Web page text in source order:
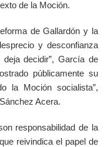
de la Moción.
de Gallardón y la
y desconfianza
decidir”, García de
públicamente su
la Moción socialista”,
Acera.
responsabilidad de la
reivindica el papel de